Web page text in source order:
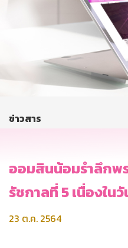
บริการทางการเงิน
ติดต่อเรา
บริการออนไลน์
ข่าวสาร
ออมสินน้อมรำลึก
รัชกาลที่ 5 เนื่องใน
23 ต.ค. 2564